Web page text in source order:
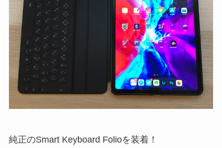
純正のSmart Keyboard Folioを装着！